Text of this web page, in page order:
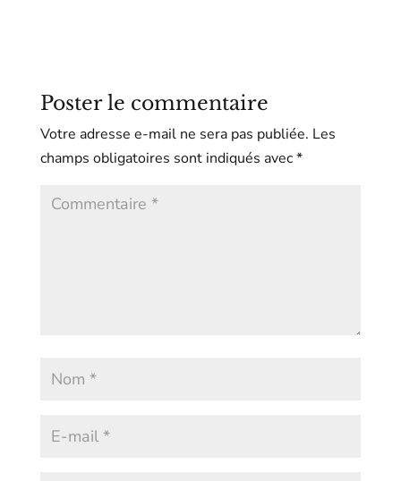
Poster le commentaire
Votre adresse e-mail ne sera pas publiée. Les
champs obligatoires sont indiqués avec*